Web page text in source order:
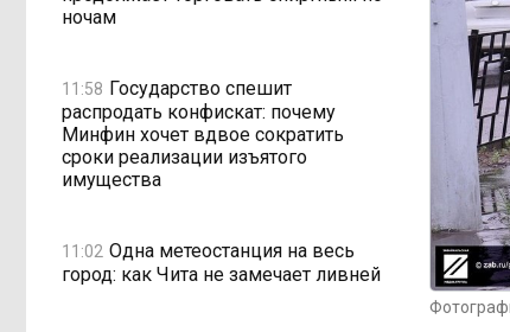
ночам
11:58 Государство спешит
распродать конфискат: почему
Минфин хочет вдвое сократить
сроки реализации изъятого
имущества
11:02 Одна метеостанция на весь
город: как Чита не замечает ливней